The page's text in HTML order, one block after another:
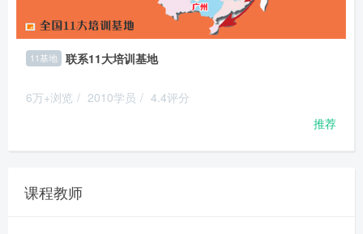
11基地 联系11大培训基地
6万+浏览 / 2010学员 / 4.4评分
推荐
课程教师